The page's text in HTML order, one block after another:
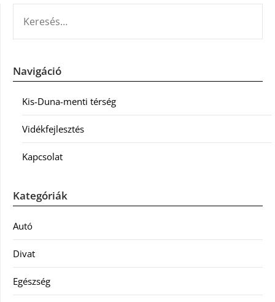
Navigáció
Kis-Duna-menti térség
Vidékfejlesztés
Kapcsolat
Kategóriák
Autó
Divat
Egészség